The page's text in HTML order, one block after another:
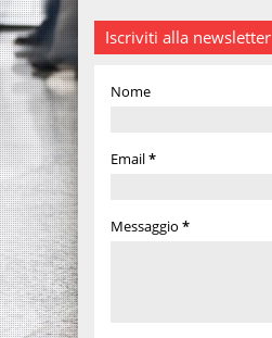
Iscriviti alla newsletter
Nome
Email*
Messaggio *